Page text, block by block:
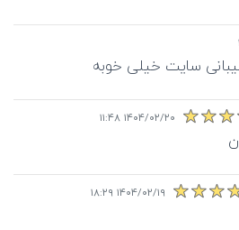
سایت خیلی خوبه
۱۴۰۴/۰۲/۲۰ ۱۱:۴۸
۱۴۰۴/۰۲/۱۹ ۱۸:۲۹